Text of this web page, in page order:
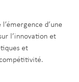
d’une
l’innovation et
et